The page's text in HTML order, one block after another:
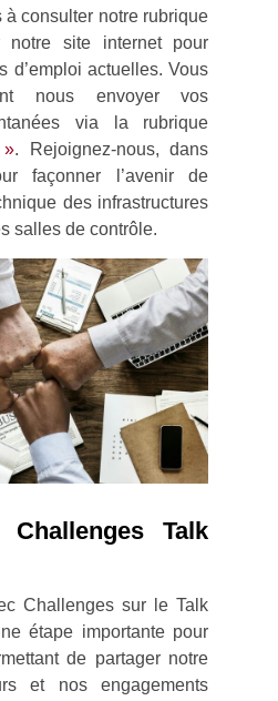
à consulter notre rubrique
notre site internet pour
d’emploi actuelles. Vous
nous envoyer vos
via la rubrique
». Rejoignez-nous, dans
façonner l’avenir de
des infrastructures
salles de contrôle.
Challenges Talk
Challenges sur le Talk
étape importante pour
de partager notre
et nos engagements